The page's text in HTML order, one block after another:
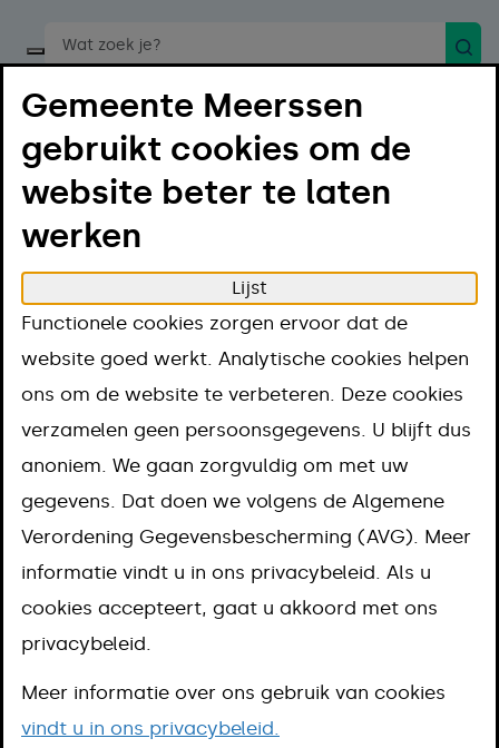
Start een spraakopdracht
Menu
Home
Projecten
Herinrichting Markt Meerssen en omgeving
Herinrichting
Markt Meerssen
en omgeving
Gemeente Meerssen
gebruikt cookies om de
website beter te laten
werken
Lijst
Functionele cookies zorgen ervoor dat de
website goed werkt. Analytische cookies helpen
ons om de website te verbeteren. Deze cookies
verzamelen geen persoonsgegevens. U blijft dus
anoniem. We gaan zorgvuldig om met uw
gegevens. Dat doen we volgens de Algemene
Verordening Gegevensbescherming (AVG). Meer
informatie vindt u in ons privacybeleid. Als u
cookies accepteert, gaat u akkoord met ons
privacybeleid.
Meer informatie over ons gebruik van cookies
vindt u in ons privacybeleid.